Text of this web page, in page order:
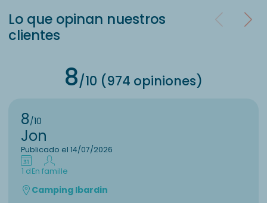
Lo que opinan nuestros
clientes
8/10 (974 opiniones)
8/10
Jon
Publicado el 14/07/2026
1 dEn famille
Camping Ibardin